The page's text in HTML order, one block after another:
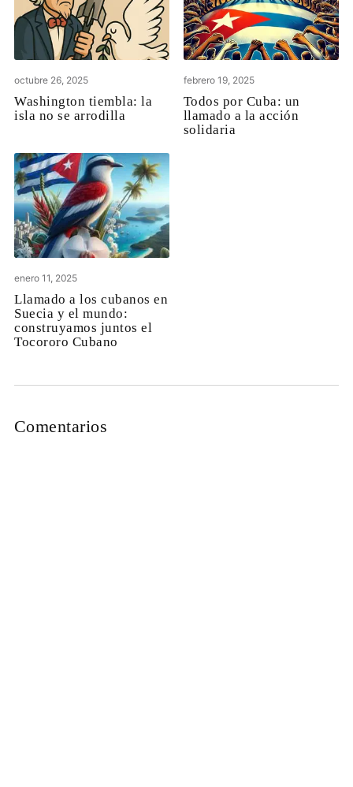
octubre 26, 2025
Washington tiembla: la
isla no se arrodilla
febrero 19, 2025
Todos por Cuba: un
llamado a la acción
solidaria
enero 11, 2025
Llamado a los cubanos en
Suecia y el mundo:
construyamos juntos el
Tocororo Cubano
Comentarios